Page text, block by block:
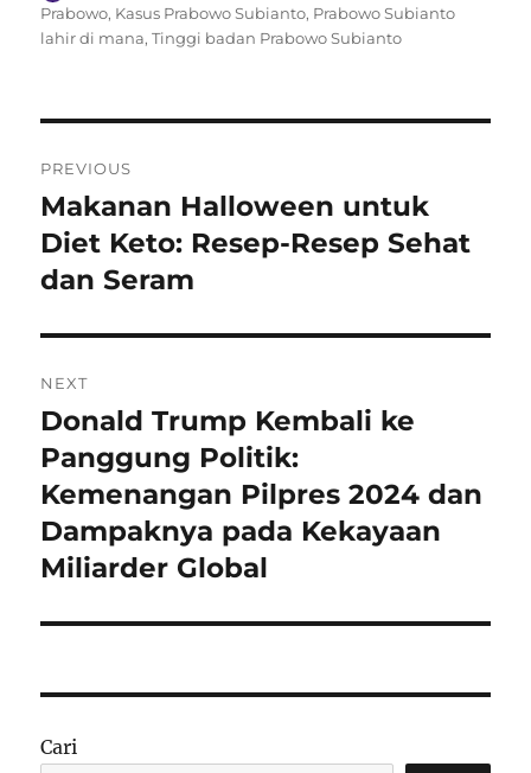
on
Prabowo, Kasus Prabowo Subianto, Prabowo Subianto
lahir di mana,Tinggi badan Prabowo Subianto
pos
PREVIOUS
Previous
post:
Makanan Halloween untuk
Diet Keto: Resep-Resep Sehat
dan Seram
NEXT
Next
post:
Donald Trump Kembali ke
Panggung Politik:
Kemenangan Pilpres 2024 dan
Dampaknya pada Kekayaan
Miliarder Global
Cari